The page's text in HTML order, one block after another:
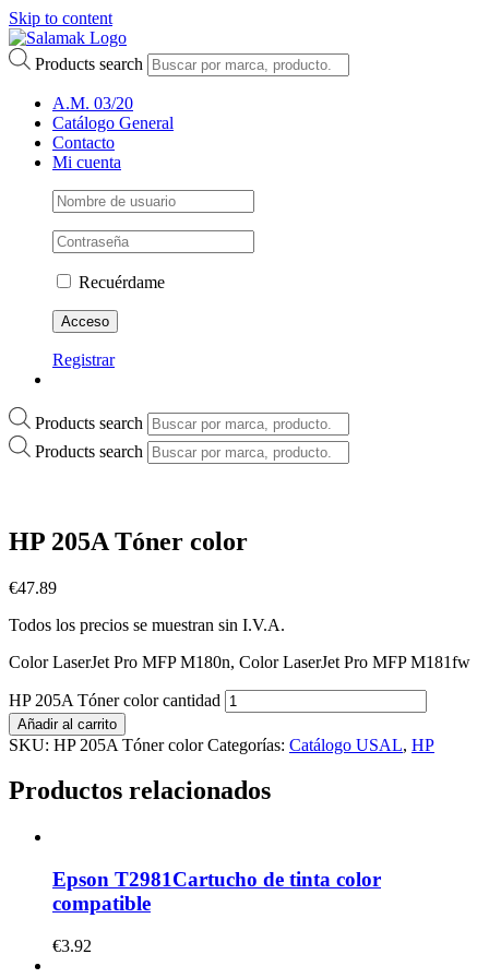
Skip to content
Products search
A.M. 03/20
Catálogo General
Contacto
Mi cuenta
Recuérdame
Registrar
Products search
Products search
HP 205A Tóner color
€47.89
Todos los precios se muestran sin I.V.A.
Color LaserJet Pro MFP M180n, Color LaserJet Pro MFP M181fw
HP 205A Tóner color cantidad
Añadir al carrito
SKU: HP 205A Tóner color Categorías: Catálogo USAL, HP
Productos relacionados
Epson T2981Cartucho de tinta color
compatible
€3.92